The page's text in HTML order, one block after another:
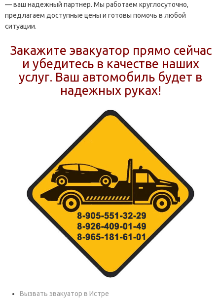
— ваш надежный партнер. Мы работаем круглосуточно,
предлагаем доступные цены и готовы помочь в любой
ситуации.
Закажите эвакуатор прямо сейчас
и убедитесь в качестве наших
услуг. Ваш автомобиль будет в
надежных руках!
Вызвать эвакуатор в Истре